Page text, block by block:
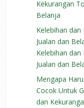
Kekurangan
Belanja
Kelebihan
Jualan dan
Kelebihan
Jualan dan
Mengapa
Cocok Untuk
dan